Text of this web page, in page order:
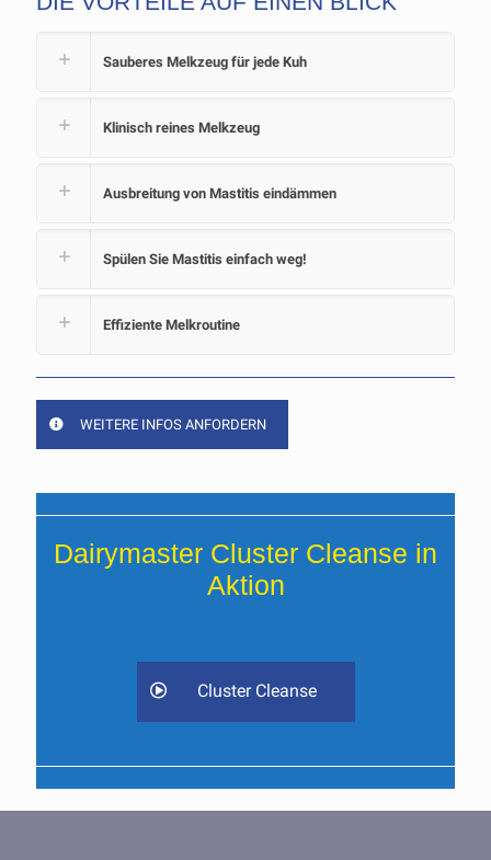
Sauberes Melkzeug für jede Kuh
Klinisch reines Melkzeug
Ausbreitung von Mastitis eindämmen
Spülen Sie Mastitis einfach weg!
Effiziente Melkroutine
WEITERE INFOS ANFORDERN
Dairymaster Cluster Cleanse in
Aktion
Cluster Cleanse